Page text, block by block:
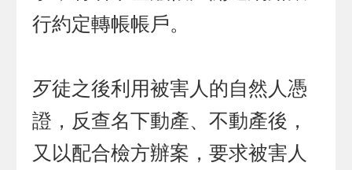
行約定轉帳帳戶。
歹徒之後利用被害人的自然人憑
證，反查名下動產、不動產後，
又以配合檢方辦案，要求被害人